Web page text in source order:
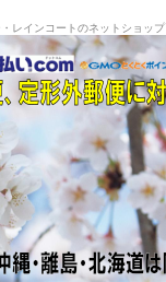
レインコートのネットショップ